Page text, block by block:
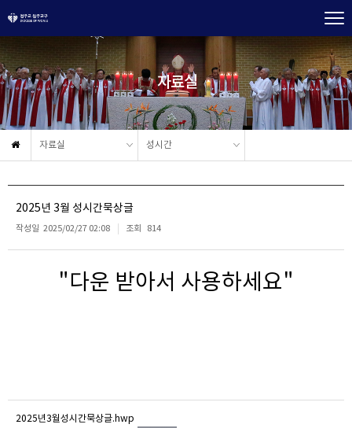
자료실
자료실 성시간
2025년 3월 성시간묵상글
작성일 2025/02/27 02:08 조회 814
"다운 받아서 사용하세요"
2025년3월성시간묵상글.hwp